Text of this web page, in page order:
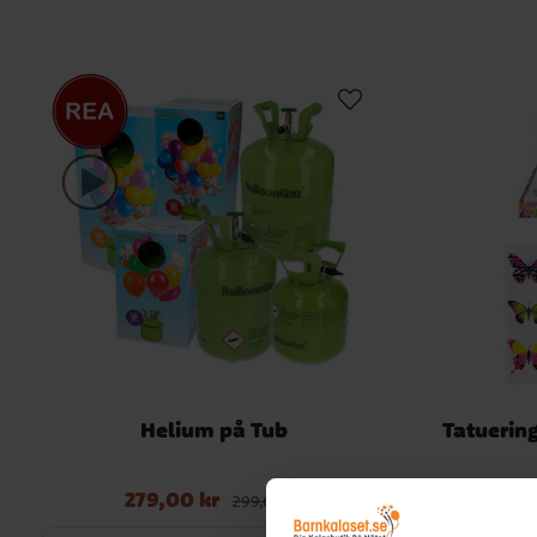
Helium på Tub
Nuvarande pris:279,00 krTidigare pris
299,00 kr
279,00 kr 299,00 kr